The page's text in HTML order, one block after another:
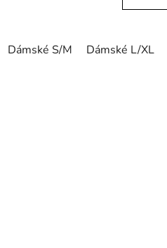
Dámské S/M Dámské L/XL